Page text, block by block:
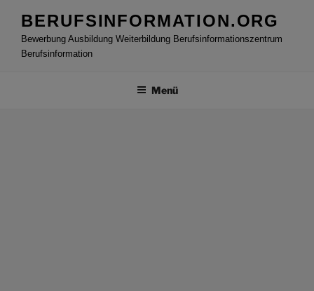
Inhalt
springen
BERUFSINFORMATION.ORG
Bewerbung Ausbildung Weiterbildung Berufsinformationszentrum
Berufsinformation
Menü